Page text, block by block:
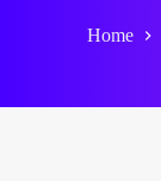
Home